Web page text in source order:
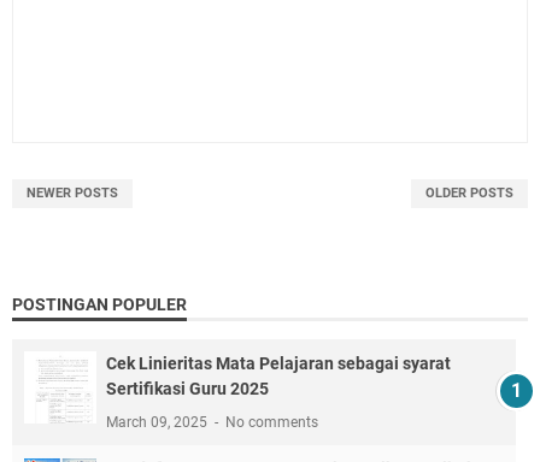
NEWER POSTS OLDER POSTS
POSTINGAN POPULER
Cek Linieritas Mata Pelajaran sebagai syarat
Sertifikasi Guru 2025
March 09, 2025 No comments